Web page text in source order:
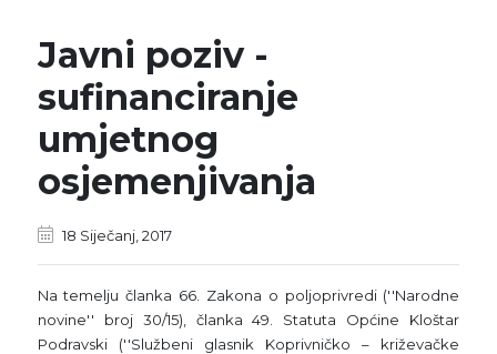
Javni poziv -
sufinanciranje
umjetnog
osjemenjivanja
18 Siječanj, 2017
Na temelju članka 66. Zakona o poljoprivredi (''Narodne
novine'' broj 30/15), članka 49. Statuta Općine Kloštar
Podravski (''Službeni glasnik Koprivničko – križevačke